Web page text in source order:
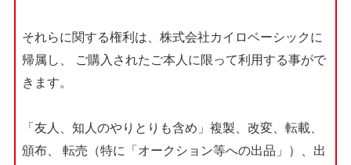
それらに関する権利は、株式会社カイロベーシックに
帰属し、
ご購入されたご本人に限って利用する事がで
きます。
「友人、知人のやりとりも含め」複製、改変、転載、
頒布、
転売（特に「オークション等への出品」）、出